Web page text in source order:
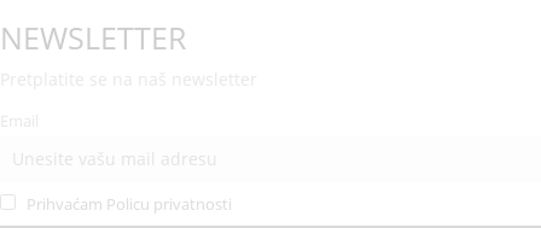
NEWSLETTER
Pretplatite se na naš newsletter
Email
Prihvaćam Policu privatnosti